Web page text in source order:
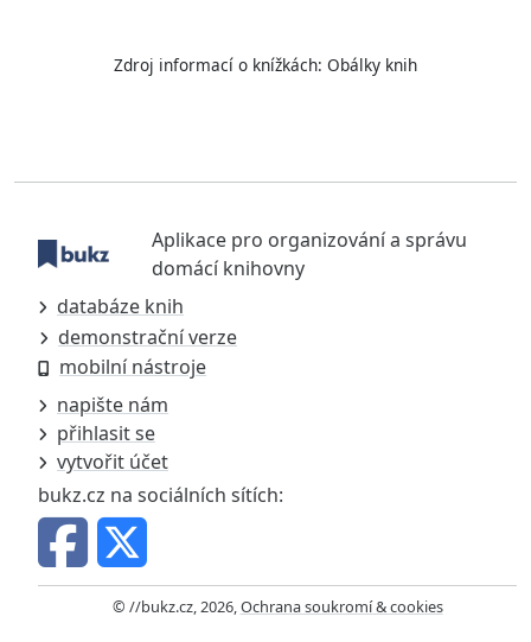
Zdroj informací o knížkách: Obálky knih
Aplikace pro organizování a správu
domácí knihovny
databáze knih
demonstrační verze
mobilní nástroje
napište nám
přihlasit se
vytvořit účet
bukz.cz na sociálních sítích:
© //bukz.cz, 2026,Ochrana soukromí & cookies